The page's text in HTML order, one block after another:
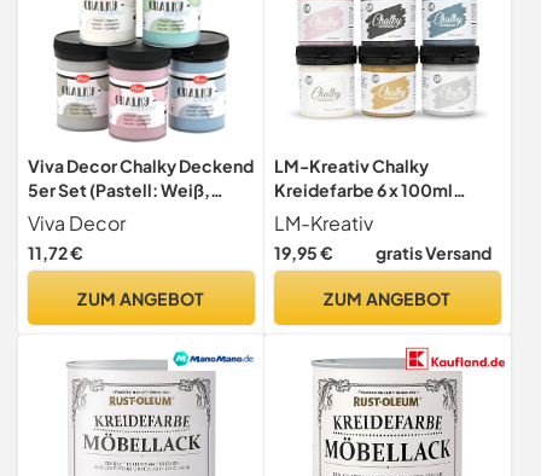
Viva Decor Chalky Deckend
5er Set (Pastell: Weiß,
Rosa, Blau, Grün, Grau, 5 x
100 ml) Vintage
Kreidefarbe für Shabby
und Außen - Made in
Viva Decor
11,72 €
ZUM ANGEBOT
LM-Kreativ Chalky
Kreidefarbe 6 x 100ml
(Stadtgespräch) - - Finish
Kreide-Farbe für einen
Vintage/Shabby-Chic-
Kreidefarben/Kalkfarbe
verwendbar & trocken matt
LM-Kreativ
19,95 € gratis Versand
ZUM ANGEBOT